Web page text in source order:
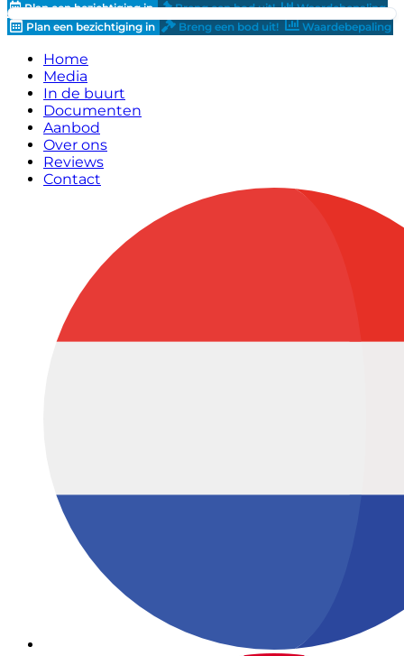
Plan een bezichtiging in Breng een bod uit!
Waardebepaling
Plan een bezichtiging in
Breng een bod uit! Waardebepaling
Home
Media
In de buurt
Documenten
Aanbod
Over ons
Reviews
Contact